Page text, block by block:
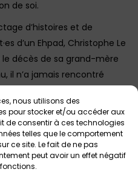
nous utilisons des
pour stocker et/ou accéder aux
de consentir à ces technologies
telles que le comportement
ce site. Le fait de ne pas
peut avoir un effet négatif
de soi.
d’histoires et de
d’un Ehpad, Christophe Le
décès de sa grand-mère
il n’a jamais rencontré
avec sa recherche du
assouvie ; à celle, si
de sa/la filiation. Un